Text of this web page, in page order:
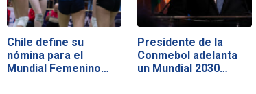
Chile define su
nómina para el
Mundial Femenino
Presidente de la
Conmebol adelanta
un Mundial 2030…